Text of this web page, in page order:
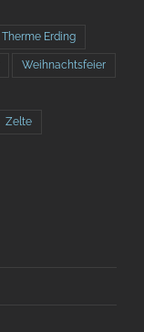
Therme Erding
Weihnachtsfeier
Zelte